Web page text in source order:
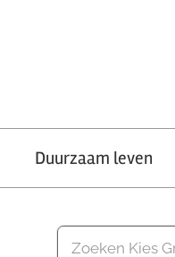
Duurzaam leven